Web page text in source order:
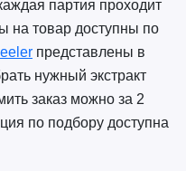
партия проходит
на товар доступны по
представлены в
нужный экстракт
заказ можно за 2
по подбору доступна